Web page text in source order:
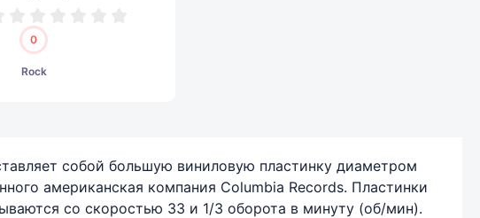
0
Rock
собой большую виниловую пластинку диаметром
американская компания Columbia Records. Пластинки
со скоростью 33 и 1/3 оборота в минуту (об/мин).